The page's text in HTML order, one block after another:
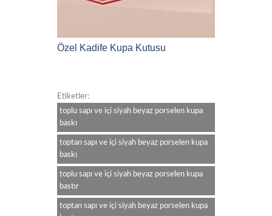
Özel Kadife Kupa Kutusu
Etiketler:
toplu sapı ve içi siyah beyaz porselen kupa
baskı
toptan sapı ve içi siyah beyaz porselen kupa
baskı
toplu sapı ve içi siyah beyaz porselen kupa
bastır
toptan sapı ve içi siyah beyaz porselen kupa